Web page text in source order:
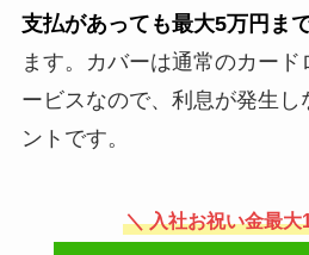
支払があっても最大5万円ま
ます。カバーは通常のカー
ービスなので、利息が発生し
ントです。
＼ 入社お祝い金最大